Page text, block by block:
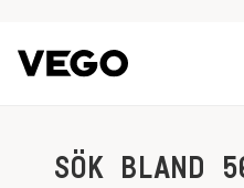
SÖK BLAND